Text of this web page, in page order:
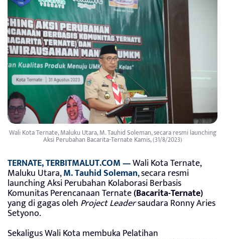
Wali Kota Ternate, Maluku Utara, M. Tauhid Soleman, secara resmi launching
Aksi Perubahan Bacarita-Ternate Kamis, (31/8/2023)
TERNATE, TERBITMALUT.COM —Wali Kota Ternate,
Maluku Utara,M. Tauhid Soleman, secara resmi
launching Aksi Perubahan Kolaborasi Berbasis
Komunitas Perencanaan Ternate(Bacarita-Ternate)
yang di gagas oleh Project Leadersaudara Ronny Aries
Setyono.
Sekaligus Wali Kota membuka Pelatihan